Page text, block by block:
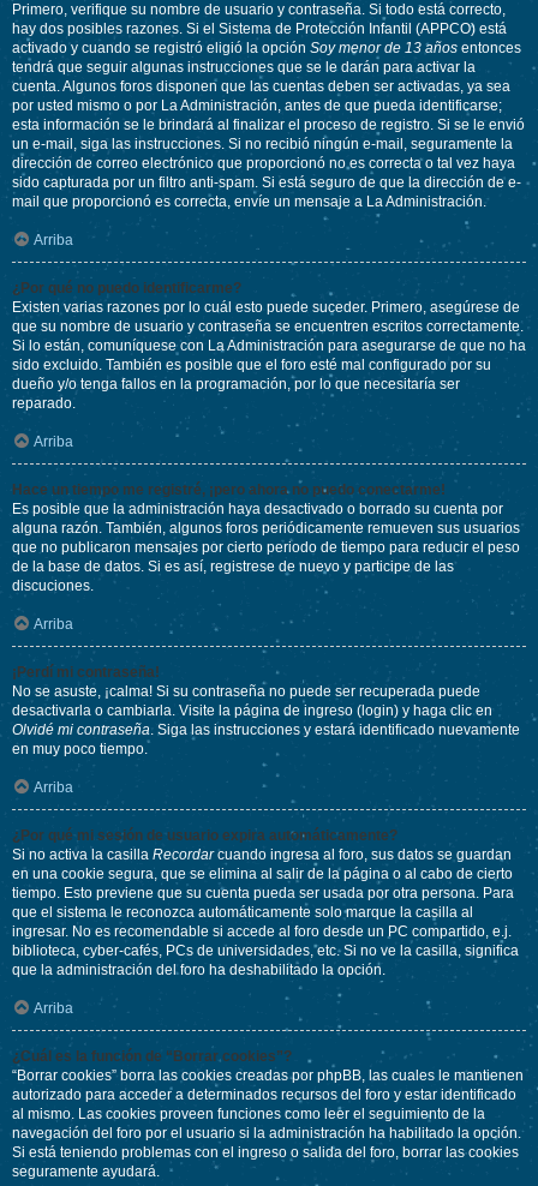
Primero, verifique su nombre de usuario y contraseña. Si todo está correcto,
hay dos posibles razones. Si el Sistema de Protección Infantil (APPCO) está
activado y cuando se registró eligió la opción Soy menor de 13 años entonces
tendrá que seguir algunas instrucciones que se le darán para activar la
cuenta. Algunos foros disponen que las cuentas deben ser activadas, ya sea
por usted mismo o por La Administración, antes de que pueda identificarse;
esta información se le brindará al finalizar el proceso de registro. Si se le envió
un e-mail, siga las instrucciones. Si no recibió ningún e-mail, seguramente la
dirección de correo electrónico que proporcionó no es correcta o tal vez haya
sido capturada por un filtro anti-spam. Si está seguro de que la dirección de e-
mail que proporcionó es correcta, envíe un mensaje a La Administración.
Arriba
¿Por qué no puedo identificarme?
Existen varias razones por lo cuál esto puede suceder. Primero, asegúrese de
que su nombre de usuario y contraseña se encuentren escritos correctamente.
Si lo están, comuníquese con La Administración para asegurarse de que no ha
sido excluido. También es posible que el foro esté mal configurado por su
dueño y/o tenga fallos en la programación, por lo que necesitaría ser
reparado.
Arriba
Hace un tiempo me registré, ¡pero ahora no puedo conectarme!
Es posible que la administración haya desactivado o borrado su cuenta por
alguna razón. También, algunos foros periódicamente remueven sus usuarios
que no publicaron mensajes por cierto periodo de tiempo para reducir el peso
de la base de datos. Si es así, registrese de nuevo y participe de las
discuciones.
Arriba
¡Perdí mi contraseña!
No se asuste, ¡calma! Si su contraseña no puede ser recuperada puede
desactivarla o cambiarla. Visite la página de ingreso (login) y haga clic en
Olvidé mi contraseña. Siga las instrucciones y estará identificado nuevamente
en muy poco tiempo.
Arriba
¿Por qué mi sesión de usuario expira automáticamente?
Si no activa la casilla Recordarcuando ingresa al foro, sus datos se guardan
en una cookie segura, que se elimina al salir de la página o al cabo de cierto
tiempo. Esto previene que su cuenta pueda ser usada por otra persona. Para
que el sistema le reconozca automáticamente solo marque la casilla al
ingresar. No es recomendable si accede al foro desde un PC compartido, e.j.
biblioteca, cyber-cafés, PCs de universidades, etc. Si no ve la casilla, significa
que la administración del foro ha deshabilitado la opción.
Arriba
¿Cuál es la función de “Borrar cookies”?
“Borrar cookies” borra las cookies creadas por phpBB, las cuales le mantienen
autorizado para acceder a determinados recursos del foro y estar identificado
al mismo. Las cookies proveen funciones como leer el seguimiento de la
navegación del foro por el usuario si la administración ha habilitado la opción.
Si está teniendo problemas con el ingreso o salida del foro, borrar las cookies
seguramente ayudará.